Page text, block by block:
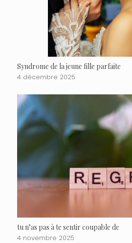
Syndrome de la jeune fille parfaite
4 décembre 2025
tu n’as pas à te sentir coupable de
4 novembre 2025